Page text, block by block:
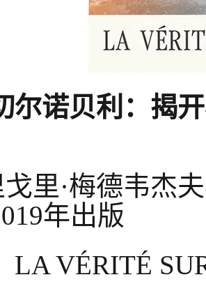
尔诺贝利：揭
里·梅德韦杰
年出版
LA VÉRITÉ